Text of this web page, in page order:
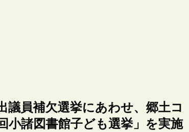
議員補欠選挙にあわせ、郷土コ
小諸図書館子ども選挙」を実施